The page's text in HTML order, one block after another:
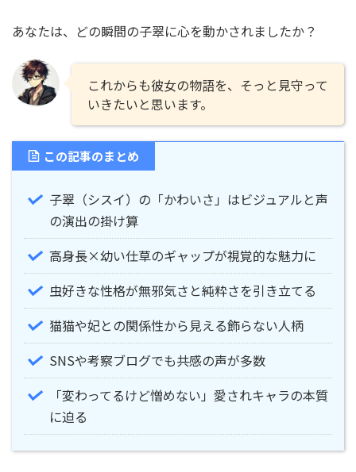
あなたは、どの瞬間の子翠に心を動かされましたか？
これからも彼女の物語を、そっと見守って
いきたいと思います。
この記事のまとめ
子翠（シスイ）の「かわいさ」はビジュアルと声
の演出の掛け算
高身長×幼い仕草のギャップが視覚的な魅力に
虫好きな性格が無邪気さと純粋さを引き立てる
猫猫や妃との関係性から見える飾らない人柄
SNSや考察ブログでも共感の声が多数
「変わってるけど憎めない」愛されキャラの本質
に迫る